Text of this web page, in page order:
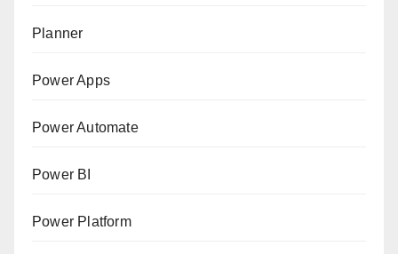
Planner
Power Apps
Power Automate
Power BI
Power Platform